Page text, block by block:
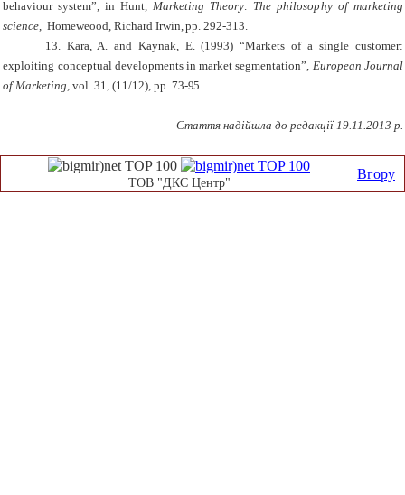
behaviour system” in Hunt Marketing Theory: The philosophy of marketing
science Homeweood ,Richard Irwin, pp. 292-313.
13.
Kara A. and Kaynak E. (1993) “Markets of a single customer:
exploiting conceptual developments in market segmentation”, European Journal
of Marketing ,vol. 31 (11/1 2), pp. 73-95
Стаття надійшла до редакції 19.11.2013 р.
Вгору
ТОВ "ДКС Центр"